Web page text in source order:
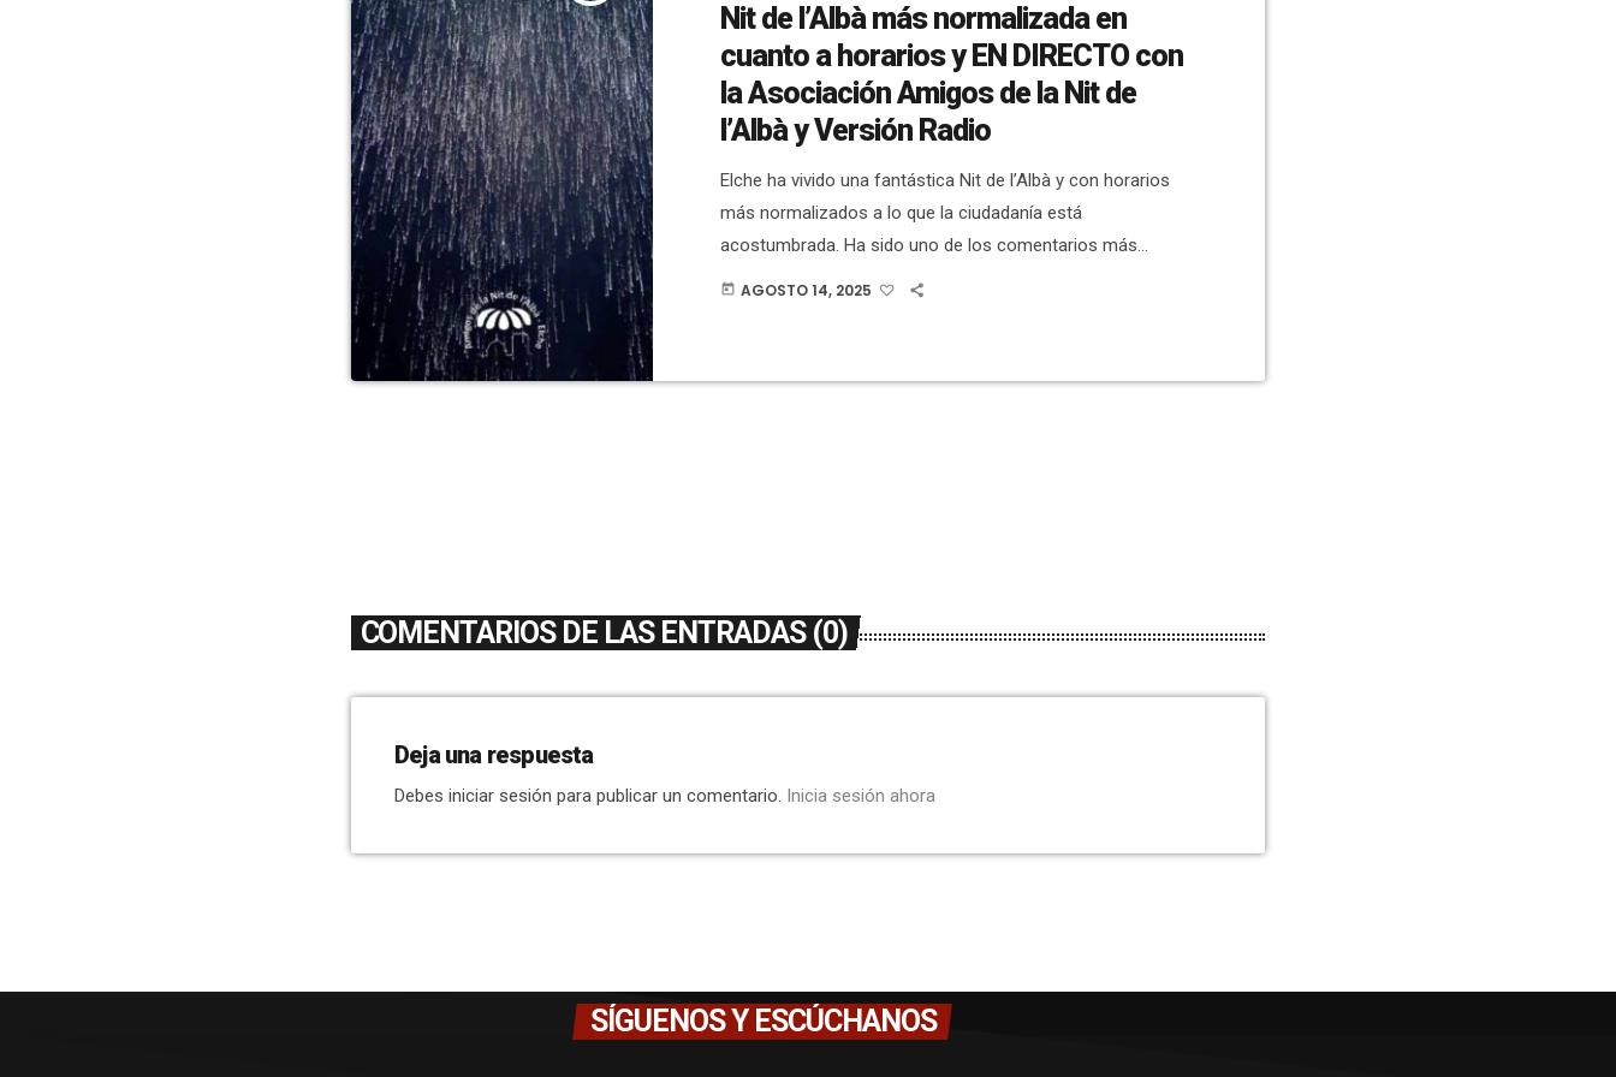
Nit de l’Albà más normalizada en
cuanto a horarios y EN DIRECTO con
la Asociación Amigos de la Nit de
l’Albà y Versión Radio
Elche ha vivido una fantástica Nit de l’Albà y con horarios
más normalizados a lo que la ciudadanía está
acostumbrada. Ha sido uno de los comentarios más
repetidos en esta noche, ya que muchas personas
today AGOSTO 14, 2025
COMENTARIOS DE LAS ENTRADAS (0)
Deja una respuesta
Debes iniciar sesión para publicar un comentario. Inicia sesión ahora
SÍGUENOS Y ESCÚCHANOS